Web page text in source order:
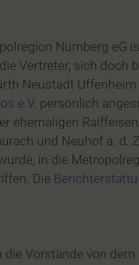
Nürnberg eG
Vertreter, sich doch
Neustadt
e.V. persönlich
ehemaligen
und Neuhof a. d.
in die
Die
Vorstände von